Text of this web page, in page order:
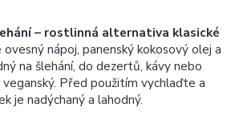
– rostlinná alternativa klasické
ovesný nápoj, panenský kokosový olej a
na šlehání, do dezertů, kávy nebo
Před použitím vychlaďte a
je nadýchaný a lahodný.